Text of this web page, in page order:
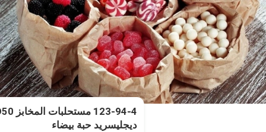
ديجليسريد حبة بيضاء